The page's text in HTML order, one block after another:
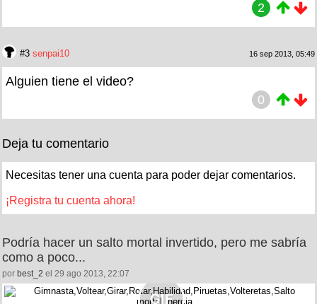
2
#3 senpai10 16 sep 2013, 05:49
Alguien tiene el video?
0
Deja tu comentario
Necesitas tener una cuenta para poder dejar comentarios.
¡Registra tu cuenta ahora!
Podría hacer un salto mortal invertido, pero me sabría
como a poco...
por best_2 el 29 ago 2013, 22:07